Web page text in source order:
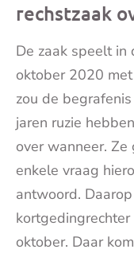
rechstzaak
De zaak speelt in
oktober 2020
zou de
jaren ruzie
over wanneer.
enkele vraag
antwoord.
oktober. Daar